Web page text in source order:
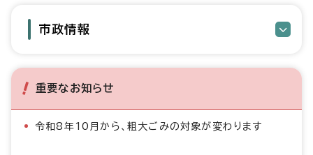
市政情報
重要なお知らせ
令和8年10月から、粗大ごみの対象が変わります